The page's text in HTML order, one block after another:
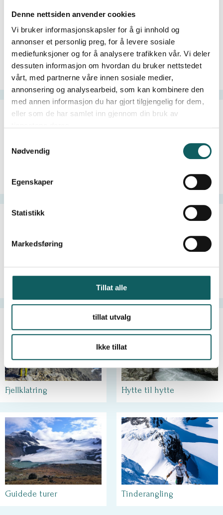
Denne nettsiden anvender cookies
Vi bruker informasjonskapsler for å gi innhold og
annonser et personlig preg, for å levere sosiale
mediefunksjoner og for å analysere trafikken vår. Vi deler
dessuten informasjon om hvordan du bruker nettstedet
vårt, med partnerne våre innen sosiale medier,
annonsering og analysearbeid, som kan kombinere den
med annen informasjon du har gjort tilgjengelig for dem,
eller som de har samlet inn gjennom din bruk av
Nødvendig
Egenskaper
Statistikk
Markedsføring
Tillat alle
tillat utvalg
Ikke tillat
Topptur Fottur
Brevandring Fiske i Jotunheimen
Sommerski
Fjellklatring Hytte til hytte
Guidede turer Tinderangling